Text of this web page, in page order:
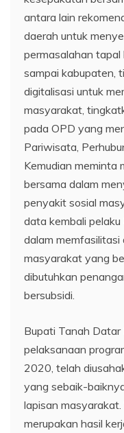
antara lain
daerah untuk
permasalahan tapal
sampai kabupaten,
digitalisasi untuk
masyarakat,
pada OPD yang
Pariwisata,
Kemudian meminta
bersama dalam
penyakit sosial
data kembali
dalam memfasilitasi
masyarakat yang
dibutuhkan
bersubsidi.
Bupati Tanah
pelaksanaan
2020, telah
yang sebaik-
lapisan masyarakat.
merupakan hasil